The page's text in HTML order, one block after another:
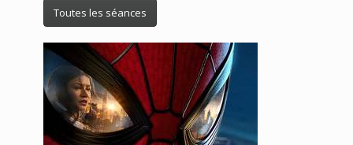
Toutes les séances